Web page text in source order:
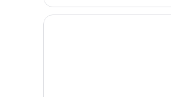
barrierefrei,
Terrasse